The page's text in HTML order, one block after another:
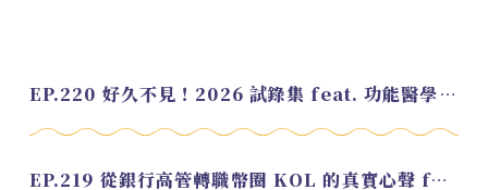
EP.220 好久不見！2026 試錄集 feat. 功能醫學營養師 美寶
EP.219 從銀行高管轉職幣圈 KOL 的真實心聲 feat.龜大